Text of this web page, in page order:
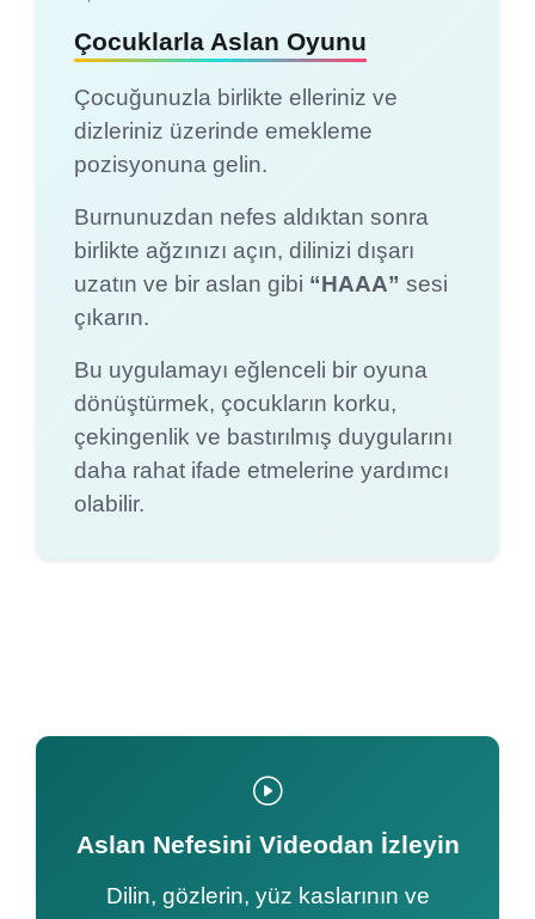
Çocuklarla Aslan Oyunu
Çocuğunuzla birlikte elleriniz ve
dizleriniz üzerinde emekleme
pozisyonuna gelin.
Burnunuzdan nefes aldıktan sonra
birlikte ağzınızı açın, dilinizi dışarı
uzatın ve bir aslan gibi “HAAA” sesi
çıkarın.
Bu uygulamayı eğlenceli bir oyuna
dönüştürmek, çocukların korku,
çekingenlik ve bastırılmış duygularını
daha rahat ifade etmelerine yardımcı
olabilir.
Aslan Nefesini Videodan İzleyin
Dilin, gözlerin, yüz kaslarının ve